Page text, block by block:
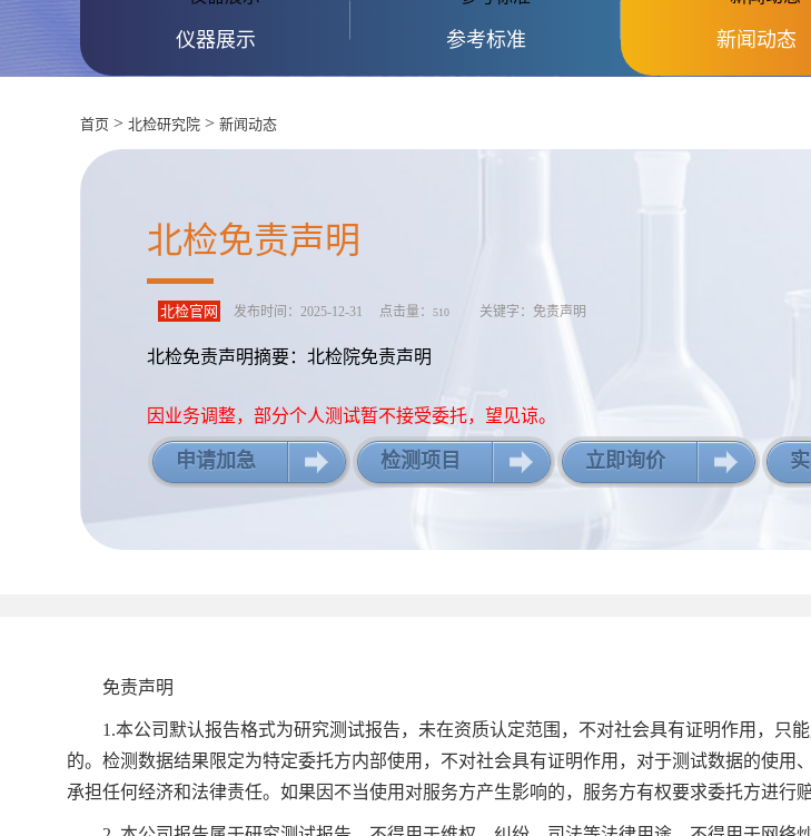
仪器展示 参考标准 新闻动态
首页 > 北检研究院 > 新闻动态
北检免责声明
北检官网 发布时间：2025-12-31 点击量： 510 关键字：免责声明
北检免责声明摘要：北检院免责声明
因业务调整，部分个人测试暂不接受委托，望见谅。
申请加急 检测项目 立即询价
免责声明
1.本公司默认报告格式为研究测试报告，未在资质认定范围，不对社会具有证明作用，只
的。检测数据结果限定为特定委托方内部使用，不对社会具有证明作用，对于测试数据的使用
承担任何经济和法律责任。如果因不当使用对服务方产生影响的，服务方有权要求委托方进行赔